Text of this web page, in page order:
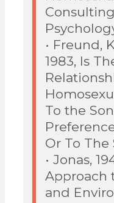
• Freund,
1983, Is
To the
Or To The
• Jonas,
Approach
and